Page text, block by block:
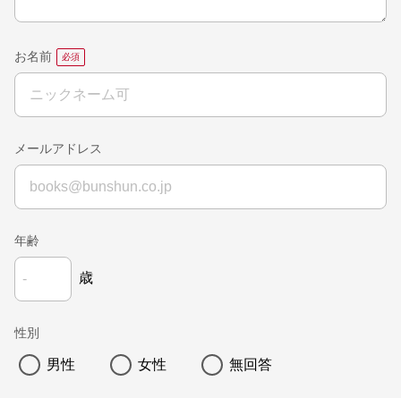
お名前
メールアドレス
年齢
歳
性別
男性 女性 無回答